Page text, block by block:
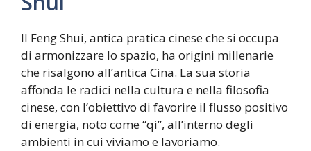
Il Feng Shui, antica pratica cinese che si occupa
di armonizzare lo spazio, ha origini millenarie
che risalgono all’antica Cina. La sua storia
affonda le radici nella cultura e nella filosofia
cinese, con l’obiettivo di favorire il flusso positivo
di energia, noto come “qi”, all’interno degli
ambienti in cui viviamo e lavoriamo.